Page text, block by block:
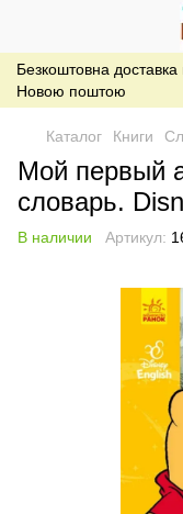
Безкоштовна
Новою поштою
Каталог Книги
Мой первый
словарь.
В наличии Артикул: